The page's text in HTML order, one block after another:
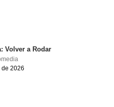
Volver a Rodar
2026